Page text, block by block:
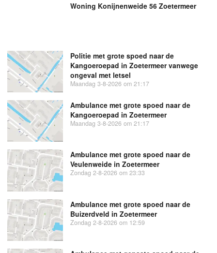
Woning Konijnenweide 56 Zoetermeer
Politie met grote spoed naar de
Kangoeroepad in Zoetermeer vanwege
ongeval met letsel
Maandag 3-8-2026 om 21:17
Ambulance met grote spoed naar de
Kangoeroepad in Zoetermeer
Maandag 3-8-2026 om 21:17
Ambulance met grote spoed naar de
Veulenweide in Zoetermeer
Zondag 2-8-2026 om 23:33
Ambulance met grote spoed naar de
Buizerdveld in Zoetermeer
Zondag 2-8-2026 om 12:59